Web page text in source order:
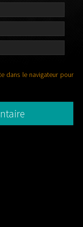
dans le navigateur pour